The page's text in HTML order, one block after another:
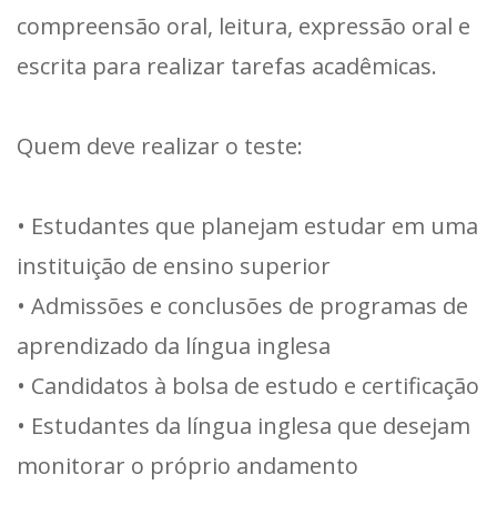
compreensão oral, leitura, expressão oral e
escrita para realizar tarefas acadêmicas.
Quem deve realizar o teste:
• Estudantes que planejam estudar em uma
instituição de ensino superior
• Admissões e conclusões de programas de
aprendizado da língua inglesa
• Candidatos à bolsa de estudo e certificação
• Estudantes da língua inglesa que desejam
monitorar o próprio andamento